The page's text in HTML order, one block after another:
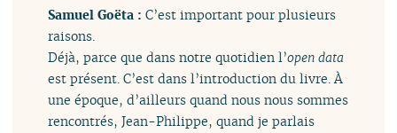
Samuel Goëta :C’est important pour plusieurs
raisons.
Déjà, parce que dans notre quotidien l’open data
est présent. C’est dans l’introduction du livre. À
une époque, d’ailleurs quand nous nous sommes
rencontrés, Jean-Philippe, quand je parlais